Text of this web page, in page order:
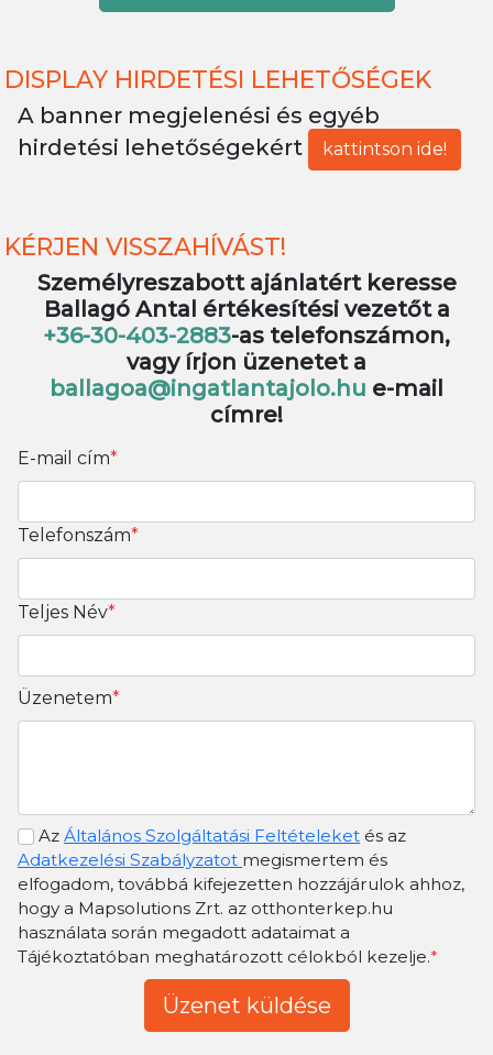
DISPLAY HIRDETÉSI LEHETŐSÉGEK
A banner megjelenési és egyéb
hirdetési lehetőségekért
kattintson ide!
KÉRJEN VISSZAHÍVÁST!
Személyreszabott ajánlatért keresse
Ballagó Antal értékesítési vezetőt a
+36-30-403-2883-as telefonszámon,
vagy írjon üzenetet a
ballagoa@ingatlantajolo.hu e-mail
címre!
E-mail cím*
Telefonszám*
Teljes Név*
Üzenetem*
AzÁltalános Szolgáltatási Feltételeket és az
Adatkezelési Szabályzatot megismertem és
elfogadom, továbbá kifejezetten hozzájárulok ahhoz,
hogy a Mapsolutions Zrt. az otthonterkep.hu
használata során megadott adataimat a
Tájékoztatóban meghatározott célokból kezelje.*
Üzenet küldése